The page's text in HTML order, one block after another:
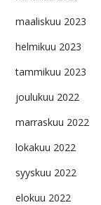
maaliskuu 2023
helmikuu 2023
tammikuu 2023
joulukuu 2022
marraskuu 2022
lokakuu 2022
syyskuu 2022
elokuu 2022